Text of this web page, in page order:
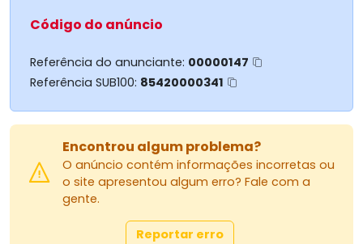
Código do anúncio
Referência do anunciante: 00000147
Referência SUB100: 85420000341
Encontrou algum problema?
O anúncio contém informações incorretas ou
o site apresentou algum erro? Fale com a
gente.
Reportar erro